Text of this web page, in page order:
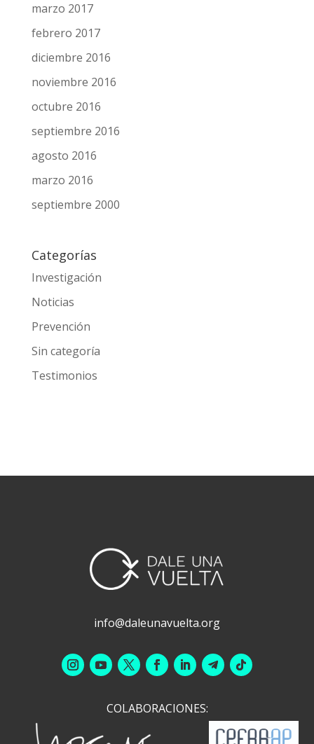
mayo 2017
abril 2017
marzo 2017
febrero 2017
diciembre 2016
noviembre 2016
octubre 2016
septiembre 2016
agosto 2016
septiembre 2000
Categorías
Investigación
Noticias
Prevención
info@daleunavuelta.org